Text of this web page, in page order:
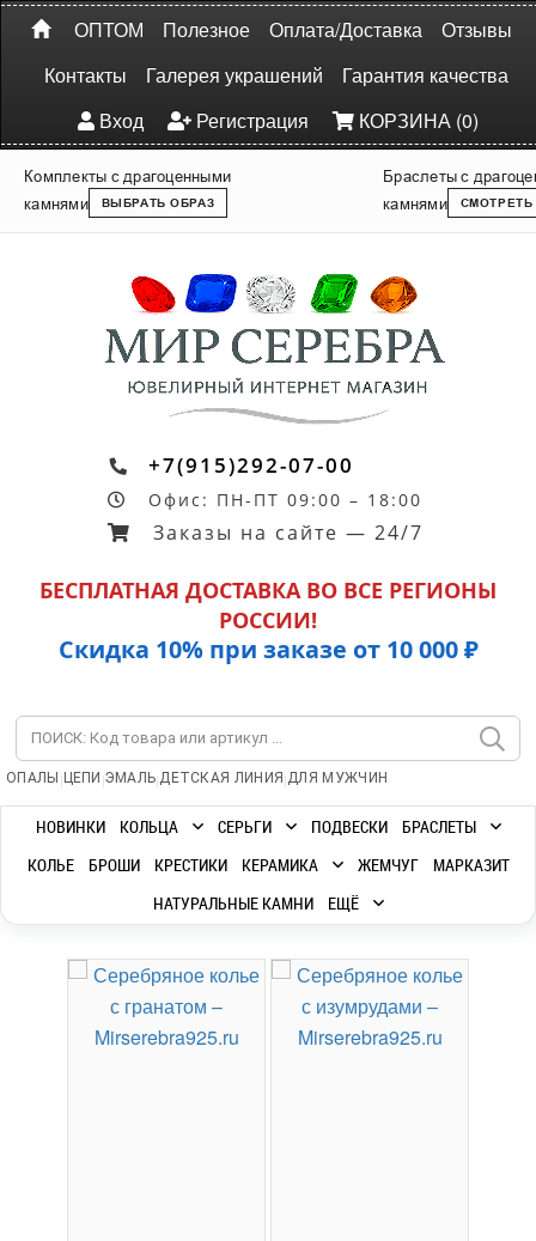
ОПТОМ Полезное Оплата/Доставка
Отзывы
Контакты
Галерея украшений
Гарантия качества
Вход
Регистрация КОРЗИНА (0)
Комплекты с драгоценными
камнями
ВЫБРАТЬ ОБРАЗ
Браслеты с
камнями
СМОТРЕТЬ
+7(915)292-07-00
Офис: ПН-ПТ 09:00 – 18:00
Заказы на сайте — 24/7
БЕСПЛАТНАЯ ДОСТАВКА ВО ВСЕ РЕГИОНЫ
РОССИИ!
Скидка 10% при заказе от 10 000 ₽
ОПАЛЫ | ЦЕПИ |ЭМАЛЬ|ДЕТСКАЯ ЛИНИЯ |ДЛЯ МУЖЧИН
НОВИНКИ КОЛЬЦА СЕРЬГИ ПОДВЕСКИ
БРАСЛЕТЫ
КОЛЬЕ
БРОШИ КРЕСТИКИ КЕРАМИКА ЖЕМЧУГ
МАРКАЗИТ
НАТУРАЛЬНЫЕ КАМНИ
ЕЩЁ